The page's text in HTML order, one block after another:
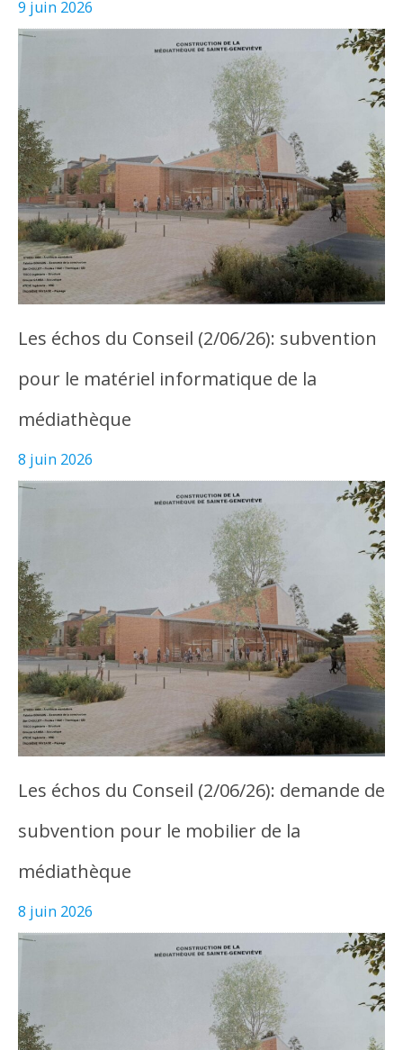
9 juin 2026
Les échos du Conseil (2/06/26): subvention
pour le matériel informatique de la
médiathèque
8 juin 2026
Les échos du Conseil (2/06/26): demande de
subvention pour le mobilier de la
médiathèque
8 juin 2026